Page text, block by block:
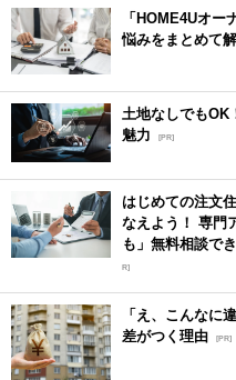
「HOME4Uオー
悩みをまとめて
土地なしでもOK
魅力
[PR]
はじめての注文
なえよう！ 専門
も」無料相談で
R]
「え、こんなに
差がつく理由 [PR]